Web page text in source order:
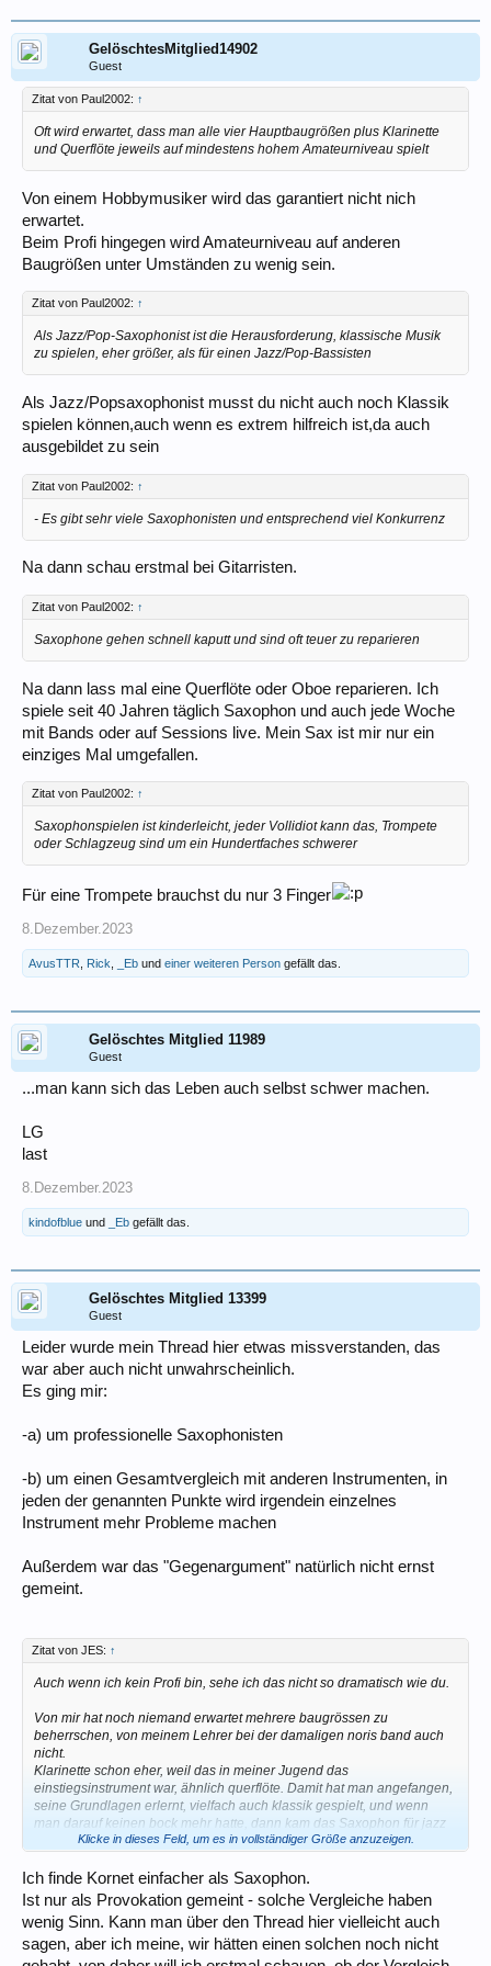
GelöschtesMitglied14902
Guest
Zitat von Paul2002: ↑
Oft wird erwartet, dass man alle vier Hauptbaugrößen plus Klarinette
und Querflöte jeweils auf mindestens hohem Amateurniveau spielt
Von einem Hobbymusiker wird das garantiert nicht nich
erwartet.
Beim Profi hingegen wird Amateurniveau auf anderen
Baugrößen unter Umständen zu wenig sein.
Zitat von Paul2002: ↑
Als Jazz/Pop-Saxophonist ist die Herausforderung, klassische Musik
zu spielen, eher größer, als für einen Jazz/Pop-Bassisten
Als Jazz/Popsaxophonist musst du nicht auch noch Klassik
spielen können,auch wenn es extrem hilfreich ist,da auch
ausgebildet zu sein
Zitat von Paul2002: ↑
- Es gibt sehr viele Saxophonisten und entsprechend viel Konkurrenz
Na dann schau erstmal bei Gitarristen.
Zitat von Paul2002: ↑
Saxophone gehen schnell kaputt und sind oft teuer zu reparieren
Na dann lass mal eine Querflöte oder Oboe reparieren. Ich
spiele seit 40 Jahren täglich Saxophon und auch jede Woche
mit Bands oder auf Sessions live. Mein Sax ist mir nur ein
einziges Mal umgefallen.
Zitat von Paul2002: ↑
Saxophonspielen ist kinderleicht, jeder Vollidiot kann das, Trompete
oder Schlagzeug sind um ein Hundertfaches schwerer
Für eine Trompete brauchst du nur 3 Finger
8.Dezember.2023
AvusTTR Rick _Eb und einer weiteren Person gefällt das.
Gelöschtes Mitglied 11989
Guest
...man kann sich das Leben auch selbst schwer machen.
LG
last
8.Dezember.2023
kindofblue und _Eb gefällt das.
Gelöschtes Mitglied 13399
Guest
Leider wurde mein Thread hier etwas missverstanden, das
war aber auch nicht unwahrscheinlich.
Es ging mir:
-a) um professionelle Saxophonisten
-b) um einen Gesamtvergleich mit anderen Instrumenten, in
jeden der genannten Punkte wird irgendein einzelnes
Instrument mehr Probleme machen
Außerdem war das "Gegenargument" natürlich nicht ernst
gemeint.
Zitat von JES: ↑
Auch wenn ich kein Profi bin, sehe ich das nicht so dramatisch wie du.
Von mir hat noch niemand erwartet mehrere baugrössen zu
beherrschen, von meinem Lehrer bei der damaligen noris band auch
nicht.
Klarinette schon eher, weil das in meiner Jugend das
einstiegsinstrument war, ähnlich querflöte. Damit hat man angefangen,
seine Grundlagen erlernt, vielfach auch klassik gespielt, und wenn
man darauf keinen bock mehr hatte, dann kam das Saxophon für jazz
und moderne musik. Ist heute ev anders.
muss zum saxdoc. Meine Gitarre frisst saiten, mal reißen sie, häufig
klingen sie aber auch einfach nicht mehr. 1 Satz sind Größenordnung
15€ alle 4 Wochen.... und ich spiele nicht viel. Und schau mal, was du
für eine gute akkustische Gitarre bezahlst, also kein Brett mit
chinatonabnehmer vom großen T.
Klicke in dieses Feld, um es in vollständiger Größe anzuzeigen.
Ich finde Kornet einfacher als Saxophon.
Ist nur als Provokation gemeint - solche Vergleiche haben
wenig Sinn. Kann man über den Thread hier vielleicht auch
sagen, aber ich meine, wir hätten einen solchen noch nicht